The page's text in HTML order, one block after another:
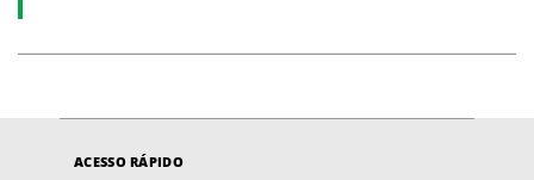
ACESSO RÁPIDO